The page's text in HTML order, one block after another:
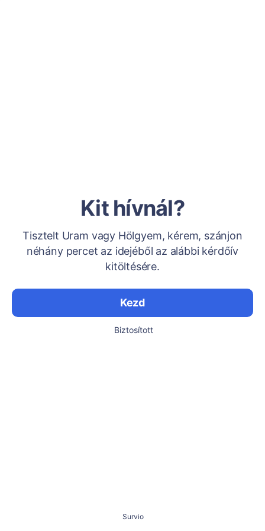
Kit hívnál?
Tisztelt Uram vagy Hölgyem, kérem, szánjon
néhány percet az idejéből az alábbi kérdőív
kitöltésére.
Kezd
Biztosított
Survio